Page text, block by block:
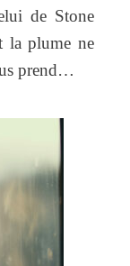
de Stone
la plume ne
prend…